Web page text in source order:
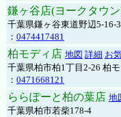
鎌ヶ谷店(ヨークタウ
千葉県鎌ヶ谷東道野辺5-16-
： 0474417481
柏モディ店 地図 詳細 お
千葉県柏市柏1丁目2-26 柏
： 0471668121
ららぽーと柏の葉店 地
千葉県柏市若柴178-4